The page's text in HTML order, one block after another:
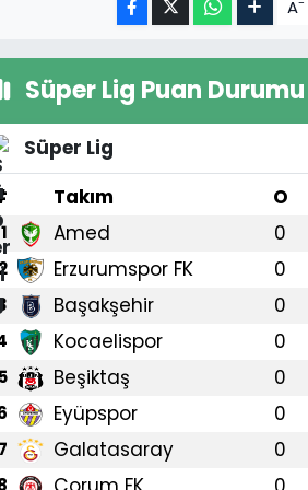
A
Süper Lig Puan Durumu
Süper Lig
Takım O
1 Amed 0
Erzurumspor FK 0
Başakşehir 0
Kocaelispor 0
Beşiktaş 0
Eyüpspor 0
Galatasaray 0